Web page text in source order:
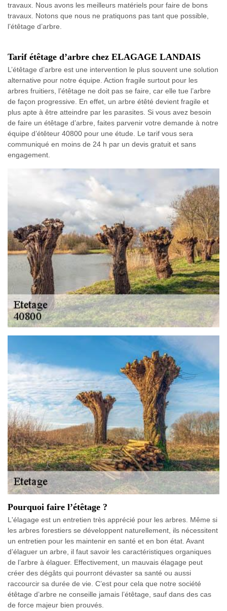
travaux. Nous avons les meilleurs matériels pour faire de bons
travaux. Notons que nous ne pratiquons pas tant que possible,
l’étêtage d’arbre.
Tarif étêtage d’arbre chez ELAGAGE LANDAIS
L’étêtage d’arbre est une intervention le plus souvent une solution
alternative pour notre équipe. Action fragile surtout pour les
arbres fruitiers, l’étêtage ne doit pas se faire, car elle tue l’arbre
de façon progressive. En effet, un arbre étêté devient fragile et
plus apte à être atteindre par les parasites. Si vous avez besoin
de faire un étêtage d’arbre, faites parvenir votre demande à notre
équipe d’étêteur 40800 pour une étude. Le tarif vous sera
communiqué en moins de 24 h par un devis gratuit et sans
engagement.
Pourquoi faire l’étêtage ?
L'élagage est un entretien très apprécié pour les arbres. Même si
les arbres forestiers se développent naturellement, ils nécessitent
un entretien pour les maintenir en santé et en bon état. Avant
d’élaguer un arbre, il faut savoir les caractéristiques organiques
de l’arbre à élaguer. Effectivement, un mauvais élagage peut
créer des dégâts qui pourront dévaster sa santé ou aussi
raccourcir sa durée de vie. C’est pour cela que notre société
étêtage d’arbre ne conseille jamais l’étêtage, sauf dans des cas
de force majeur bien prouvés.